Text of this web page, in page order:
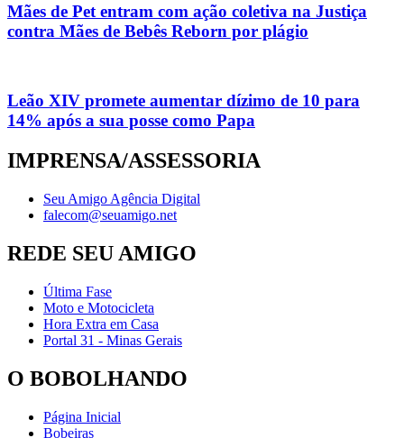
Mães de Pet entram com ação coletiva na Justiça
contra Mães de Bebês Reborn por plágio
Leão XIV promete aumentar dízimo de 10 para
14% após a sua posse como Papa
IMPRENSA/ASSESSORIA
Seu Amigo Agência Digital
falecom@seuamigo.net
REDE SEU AMIGO
Última Fase
Moto e Motocicleta
Hora Extra em Casa
Portal 31 - Minas Gerais
O BOBOLHANDO
Página Inicial
Bobeiras